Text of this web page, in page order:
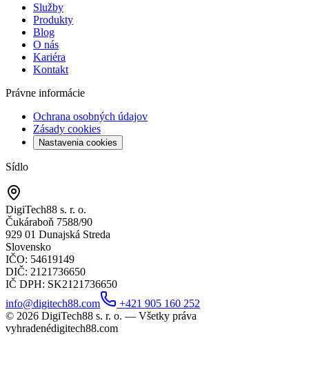
Služby
Produkty
Blog
O nás
Kariéra
Kontakt
Právne informácie
Ochrana osobných údajov
Zásady cookies
Nastavenia cookies
Sídlo
DigiTech88 s. r. o.
Čukáraboň 7588/90
929 01 Dunajská Streda
Slovensko
IČO: 54619149
DIČ: 2121736650
IČ DPH: SK2121736650
info@digitech88.com
+421 905 160 252
© 2026 DigiTech88 s. r. o. — Všetky práva
vyhradenédigitech88.com